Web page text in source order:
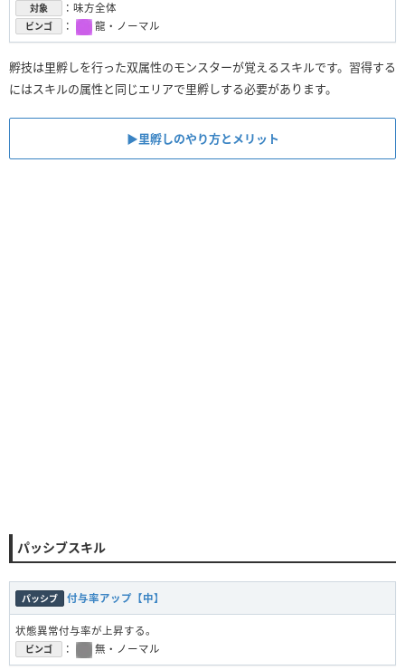
対象 ：味方全体
ビンゴ ： 龍・ノーマル
孵技は里孵しを行った双属性のモンスターが覚えるスキルです。習得する
にはスキルの属性と同じエリアで里孵しする必要があります。
▶︎里孵しのやり方とメリット
パッシブスキル
パッシブ 付与率アップ【中】
状態異常付与率が上昇する。
ビンゴ ： 無・ノーマル